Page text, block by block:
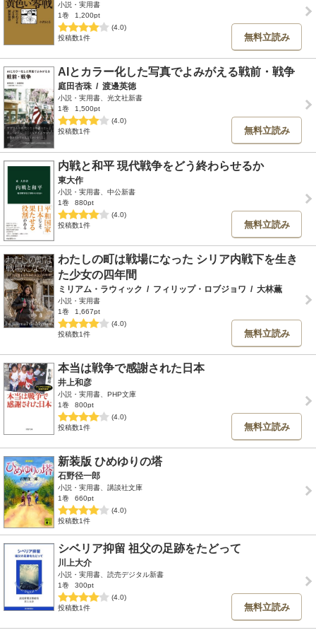
小説・実用書
1巻
1,200pt
(4.0)
投稿数1件
無料立読み
AIとカラー化した写真でよみがえる戦前・戦争
庭田杏珠 / 渡邊英徳
小説・実用書、光文社新書
1巻
1,500pt
(4.0)
投稿数1件
無料立読み
内戦と和平 現代戦争をどう終わらせるか
東大作
小説・実用書、中公新書
1巻
880pt
(4.0)
投稿数1件
無料立読み
わたしの町は戦場になった シリア内戦下を生き
た少女の四年間
ミリアム・ラウィック / フィリップ・ロブジョワ / 大林薫
小説・実用書
1巻
1,667pt
(4.0)
投稿数1件
無料立読み
本当は戦争で感謝された日本
井上和彦
小説・実用書、PHP文庫
1巻
800pt
(4.0)
投稿数1件
無料立読み
新装版 ひめゆりの塔
石野径一郎
小説・実用書、講談社文庫
1巻
660pt
(4.0)
投稿数1件
シベリア抑留 祖父の足跡をたどって
川上大介
小説・実用書、読売デジタル新書
1巻
300pt
(4.0)
投稿数1件
無料立読み